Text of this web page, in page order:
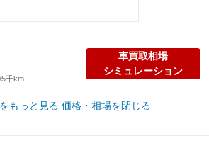
5千km
車買取相場
シミュレーション
他車種を
もっと見る 価格・相場を閉じる